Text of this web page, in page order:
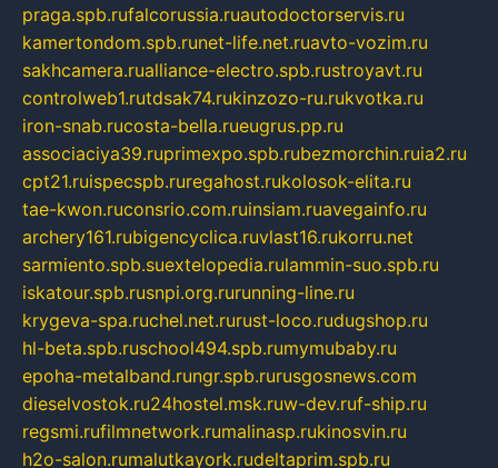
praga.spb.rufalcorussia.ruautodoctorservis.ru
kamertondom.spb.runet-life.net.ruavto-vozim.ru
sakhcamera.rualliance-electro.spb.rustroyavt.ru
controlweb1.rutdsak74.rukinzozo-ru.rukvotka.ru
iron-snab.rucosta-bella.rueugrus.pp.ru
associaciya39.ruprimexpo.spb.rubezmorchin.ruia2.ru
cpt21.ruispecspb.ruregahost.rukolosok-elita.ru
tae-kwon.ruconsrio.com.ruinsiam.ruavegainfo.ru
archery161.rubigencyclica.ruvlast16.rukorru.net
sarmiento.spb.suextelopedia.rulammin-suo.spb.ru
iskatour.spb.rusnpi.org.rurunning-line.ru
krygeva-spa.ruchel.net.rurust-loco.rudugshop.ru
hl-beta.spb.ruschool494.spb.rumymubaby.ru
epoha-metalband.rungr.spb.rurusgosnews.com
dieselvostok.ru24hostel.msk.ruw-dev.ruf-ship.ru
regsmi.rufilmnetwork.rumalinasp.rukinosvin.ru
h2o-salon.rumalutkayork.rudeltaprim.spb.ru